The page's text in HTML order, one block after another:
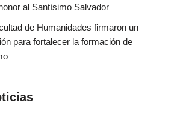
al Santísimo Salvador
de Humanidades firmaron un
para fortalecer la formación de